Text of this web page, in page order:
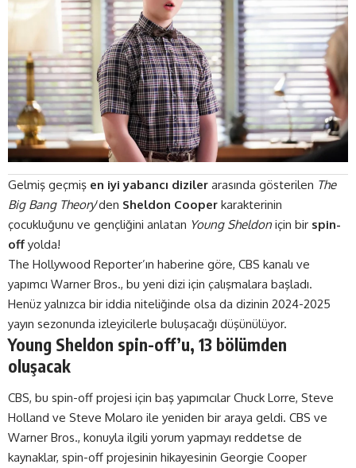
Gelmiş geçmiş en iyi yabancı diziler arasında gösterilen The
Big Bang Theory‘den Sheldon Cooper karakterinin
çocukluğunu ve gençliğini anlatan Young Sheldon için bir spin-
off yolda!
The Hollywood Reporter’ın haberine göre, CBS kanalı ve
yapımcı Warner Bros., bu yeni dizi için çalışmalara başladı.
Henüz yalnızca bir iddia niteliğinde olsa da dizinin 2024-2025
yayın sezonunda izleyicilerle buluşacağı düşünülüyor.
Young Sheldon spin-off’u, 13 bölümden
oluşacak
CBS, bu spin-off projesi için baş yapımcılar Chuck Lorre, Steve
Holland ve Steve Molaro ile yeniden bir araya geldi. CBS ve
Warner Bros., konuyla ilgili yorum yapmayı reddetse de
kaynaklar, spin-off projesinin hikayesinin Georgie Cooper